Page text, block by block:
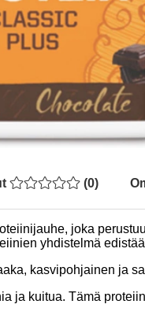
(0)
joka
yhdistelmä
kasvipohjainen ja
ja kuitua. Tämä